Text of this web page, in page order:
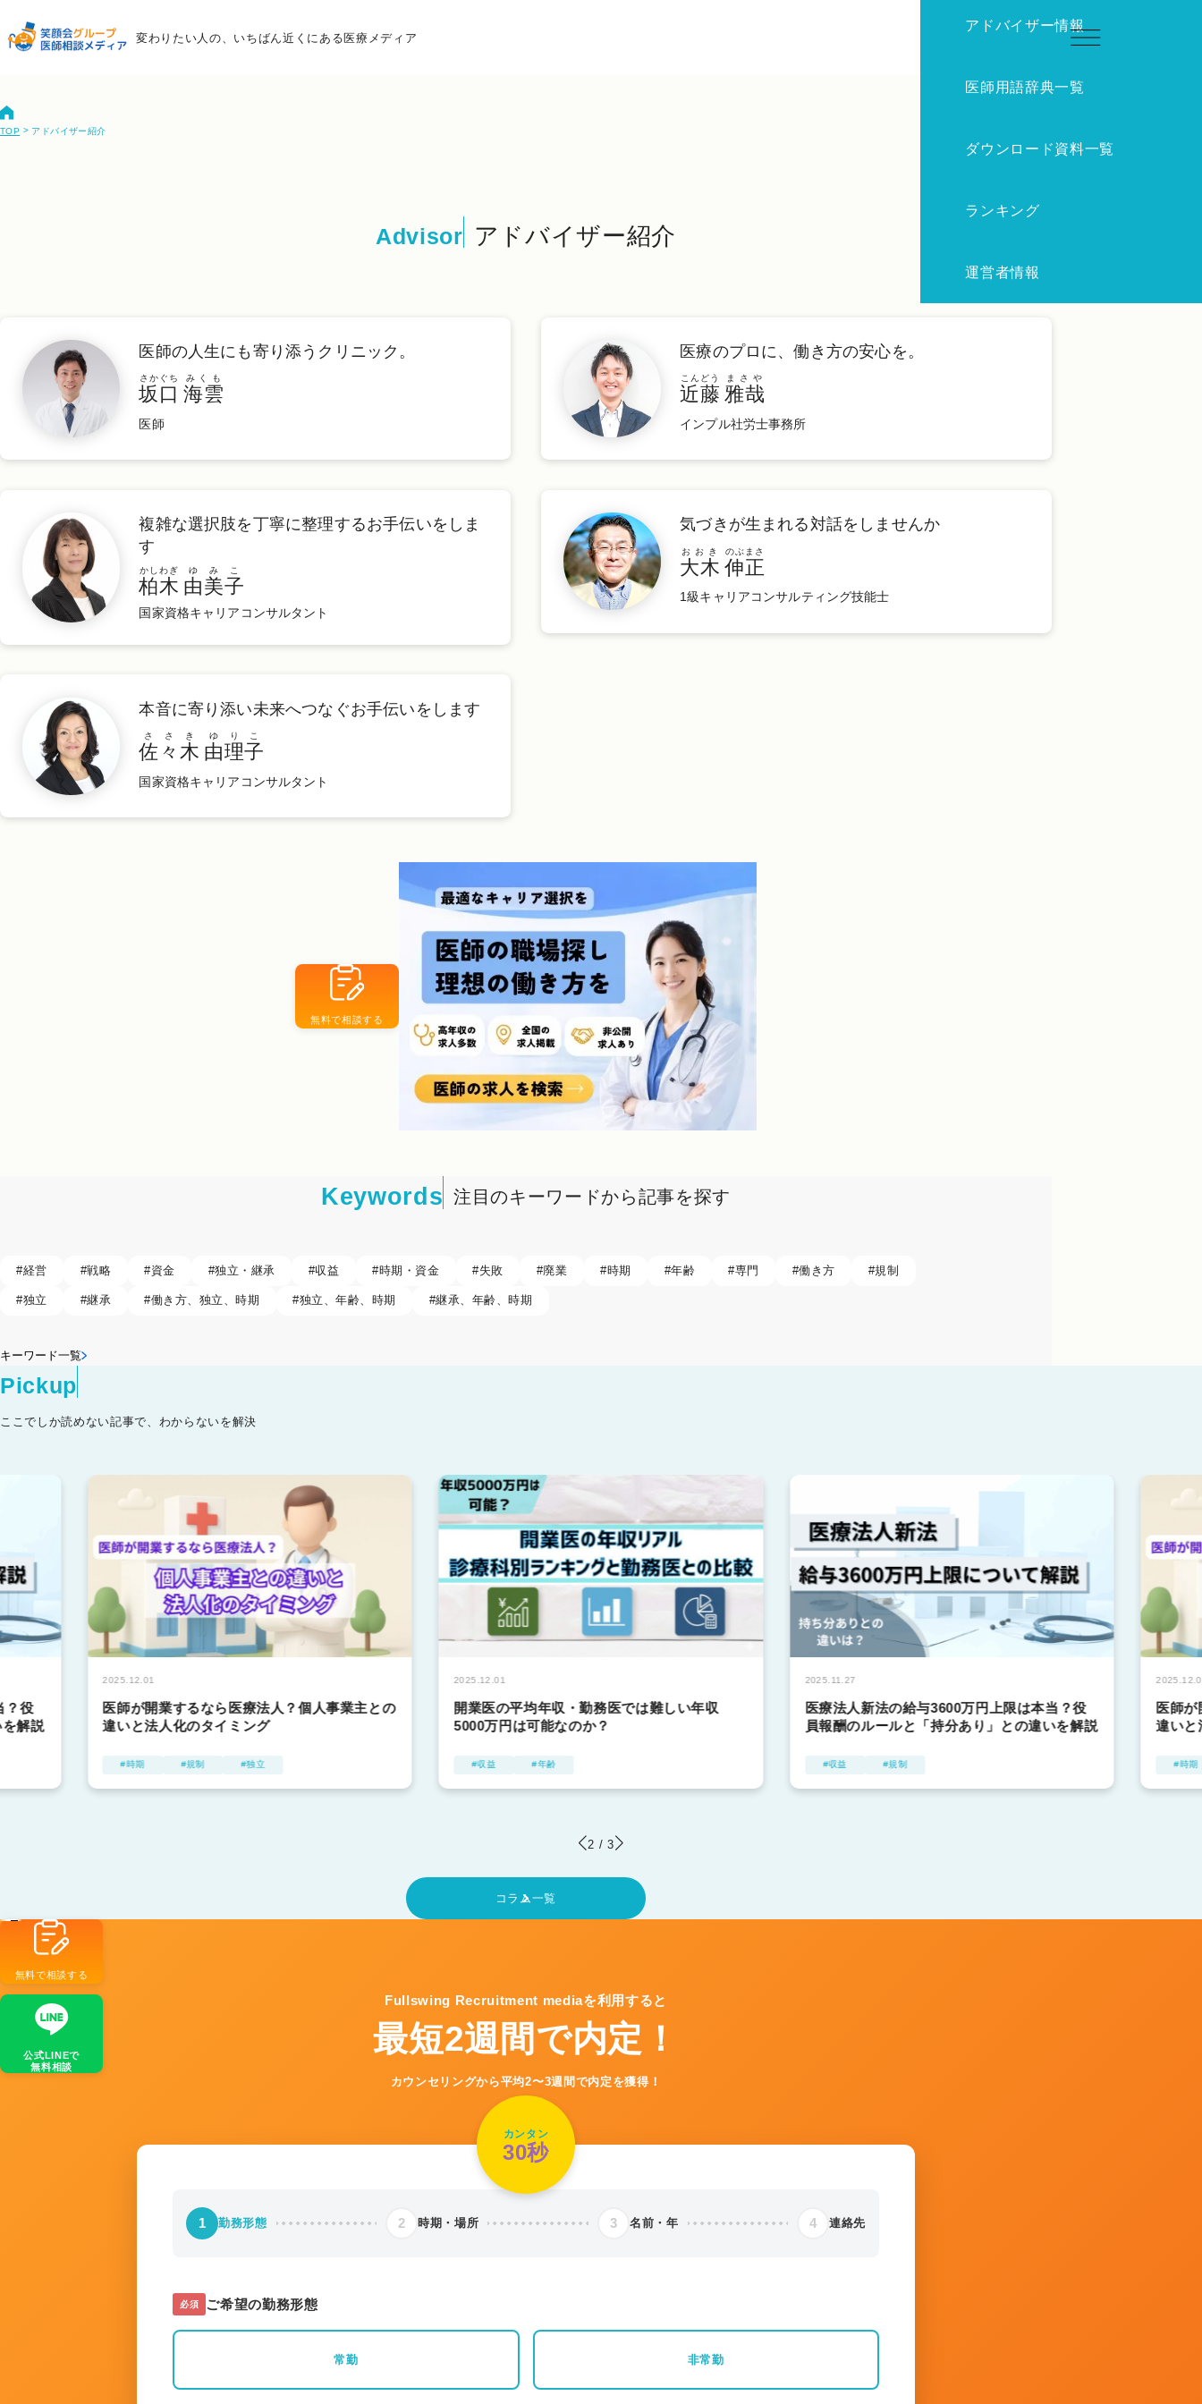
変わりたい人の、いちばん近くにある医療メディア 無料で相談する
アドバイザー情報
医師用語辞典一覧
ダウンロード資料一覧
ランキング
運営者情報
TOP > アドバイザー紹介
Advisor アドバイザー紹介
医師の人生にも寄り添うクリニック。
坂口
さかぐち
海雲
みくも
医師
医療のプロに、働き方の安心を。
近藤
こんどう
雅哉
まさや
インプル社労士事務所
複雑な選択肢を丁寧に整理するお⼿伝いをしま
す
柏⽊
かしわぎ
由美⼦
ゆみこ
国家資格キャリアコンサルタント
気づきが⽣まれる対話をしませんか
大木
おおき
伸正
のぶまさ
1級キャリアコンサルティング技能士
本⾳に寄り添い未来へつなぐお⼿伝いをします
佐々木
ささき
由理子
ゆりこ
国家資格キャリアコンサルタント
無料で相談する
Keywords 注目のキーワードから記事を探す
#経営 #戦略 #資金 #独立・継承 #収益 #時期・資金 #失敗 #廃業 #時期 #年齢 #専門 #働き方 #規制
#独立 #継承 #働き方、独立、時期 #独立、年齢、時期 #継承、年齢、時期
キーワード一覧
Pickup
ここでしか読めない記事で、わからないを解決
？役
解説
2025.12.01
医師が開業するなら医療法人？個人事業主との
違いと法人化のタイミング
時期 規制 独立
2025.12.01
開業医の平均年収・勤務医では難しい年収
5000万円は可能なのか？
収益 年齢
2025.11.27
医療法人新法の給与3600万円上限は本当？役
員報酬のルールと「持分あり」との違いを解説
収益 規制
医師
違いと
時期
2 /3
コラム一覧
無料で相談する
公式LINEで
無料相談
Fullswing Recruitment mediaを利用すると
最短2週間で内定！
カウンセリングから平均2〜3週間で内定を獲得！
カンタン
30秒
1 勤務形態 2 時期・場所 3 名前・年 4 連絡先
必須 ご希望の勤務形態
常勤 非常勤